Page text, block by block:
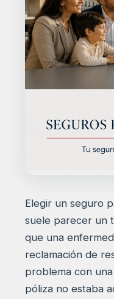
Elegir un seguro
suele parecer un
que una
reclamación de
problema con
póliza no estaba